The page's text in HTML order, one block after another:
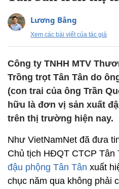
Lương Bằng
Xem các bài viết của tác giả
Công ty TNHH MTV
Trồng trọt Tân Tân do
(con trai của ông Trần
hữu là đơn vị sản xuất
trên thị trường hiện nay.
Như VietNamNet đã đưa
Chủ tịch HĐQT CTCP Tân
đậu phộng Tân Tân xuất
chục năm qua không phải